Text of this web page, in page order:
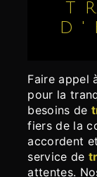
Faire appel
pour la
besoins de
fiers de la
accordent
service de
attentes.